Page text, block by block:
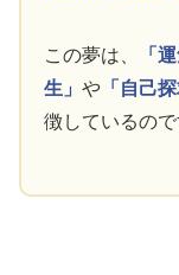
この夢は、
「
生」や 「自己
徴しているので